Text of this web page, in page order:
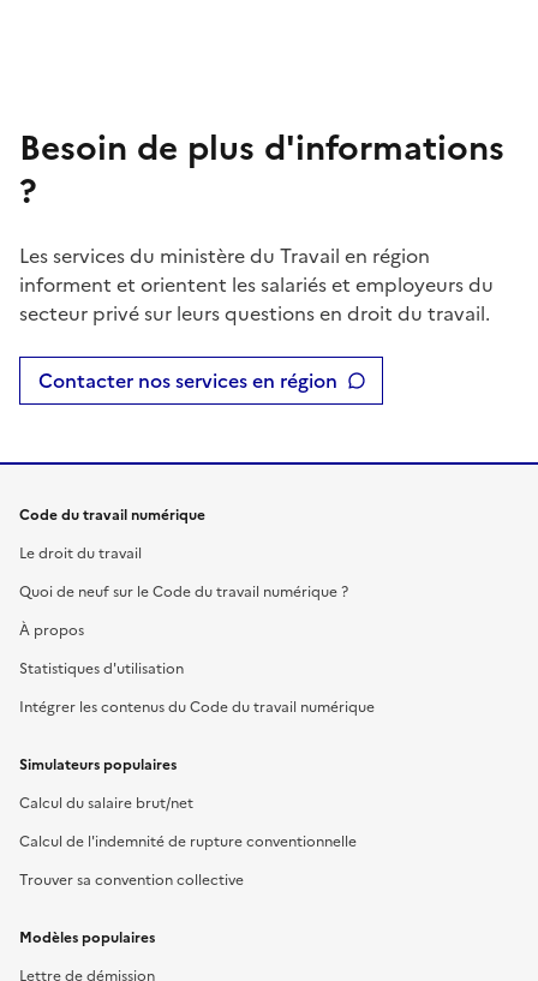
Besoin de plus d'informations
?
Les services du ministère du Travail en région
informent et orientent les salariés et employeurs du
secteur privé sur leurs questions en droit du travail.
Contacter nos services en région
Code du travail numérique
Le droit du travail
Quoi de neuf sur le Code du travail numérique ?
À propos
Statistiques d'utilisation
Intégrer les contenus du Code du travail numérique
Simulateurs populaires
Calcul du salaire brut/net
Calcul de l'indemnité de rupture conventionnelle
Trouver sa convention collective
Modèles populaires
Lettre de démission